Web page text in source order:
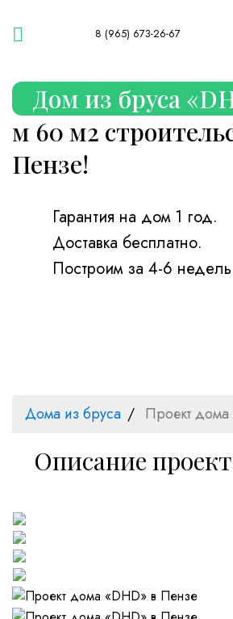
8 (965) 673-26-67
Дом из бруса
м 60 м2
Пензе!
Гарантия на дом 1 год.
Доставка бесплатно.
Построим за 4-6
Дома из бруса Проект
Описание